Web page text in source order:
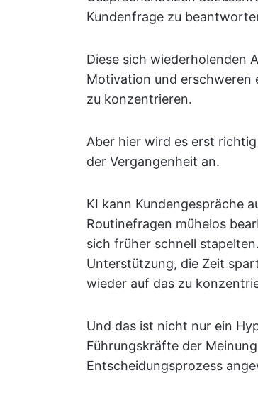
Kundenfrage zu
Diese sich wiederholenden
Motivation und erschweren
zu konzentrieren.
Aber hier wird es erst
der Vergangenheit an.
KI kann Kundengespräche
Routinefragen mühelos
sich früher schnell
Unterstützung, die Zeit
wieder auf das zu
Und das ist nicht nur ein
Führungskräfte der
Entscheidungsprozess